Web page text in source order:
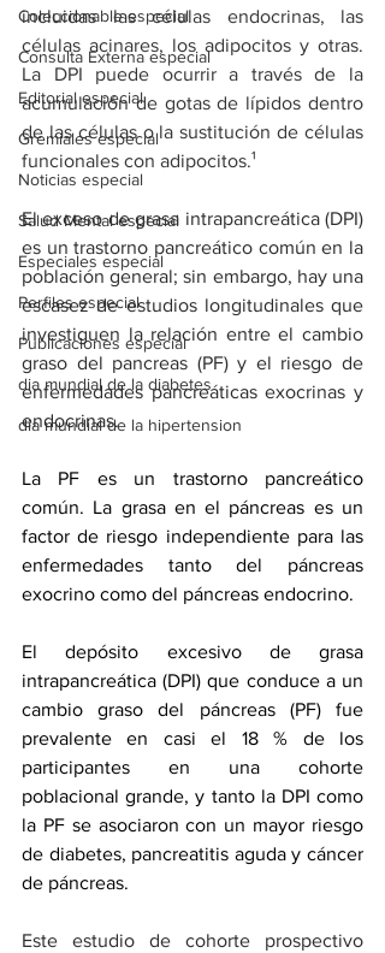
Coleccionable especial
Consulta Externa especial
Editorial especial
Gremiales especial
Noticias especial
Salud Mental especial
Especiales especial
Perfiles especial
Publicaciones especial
dia mundial de la diabetes
dia mundial de la hipertension
incluidas las células endocrinas, las
células acinares, los adipocitos y otras.
La DPI puede ocurrir a través de la
acumulación de gotas de lípidos dentro
de las células o la sustitución de células
funcionales con adipocitos.¹
El exceso de grasa intrapancreática (DPI)
es un trastorno pancreático común en la
población general; sin embargo, hay una
escasez de estudios longitudinales que
investiguen la relación entre el cambio
graso del pancreas (PF) y el riesgo de
enfermedades pancreáticas exocrinas y
endocrinas.
La PF es un trastorno pancreático
común. La grasa en el páncreas es un
factor de riesgo independiente para las
enfermedades tanto del páncreas
exocrino como del páncreas endocrino.
El depósito excesivo de grasa
intrapancreática (DPI) que conduce a un
cambio graso del páncreas (PF) fue
prevalente en casi el 18 % de los
participantes en una cohorte
poblacional grande, y tanto la DPI como
la PF se asociaron con un mayor riesgo
de diabetes, pancreatitis aguda y cáncer
de páncreas.
Este estudio de cohorte prospectivo